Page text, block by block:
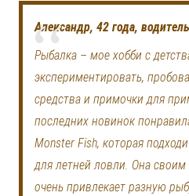
Александр, 42 года, водитель
Рыбалка – мое хобби с
экспериментировать,
средства и примочки для
последних новинок
Monster Fish, которая
для летней ловли. Она своим
очень привлекает разную